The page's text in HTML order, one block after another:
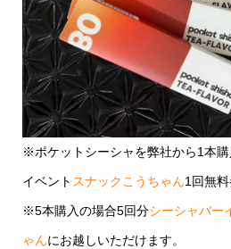
※ポケットシーシャを弊社から1本
イベント スナックこうちゃん1回無料
※5本購入の場合5回分シーシャバー
ゃんにお越しいただけます。